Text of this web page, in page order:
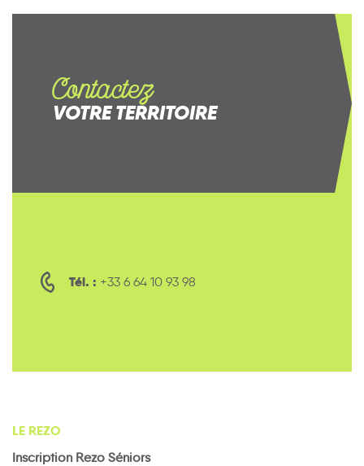
Contactez
VOTRE TERRITOIRE
Tél. : +33 6 64 10 93 98
LE REZO
Inscription Rezo Séniors